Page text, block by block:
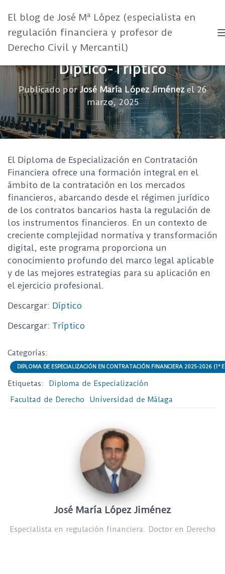
El blog de José Mª López (especialista en
regulación financiera y profesor de
Derecho Civil y Mercantil)
Díptico-Tríptico
Publicado porJosé María López Jiménezel26
marzo, 2025
El Diploma de Especialización en Contratación
Financiera ofrece una formación integral en el
ámbito de la contratación en los mercados
financieros, abarcando desde el régimen jurídico
de los contratos bancarios hasta la regulación de
los instrumentos financieros. En un contexto de
creciente complejidad normativa y transformación
digital, este programa proporciona un
conocimiento profundo del marco legal aplicable
y de las mejores estrategias para su aplicación en
el ejercicio profesional.
Descargar: Díptico
Descargar: Tríptico
Categorías:
DIPLOMA DE ESPECIALIZACIÓN EN CONTRATACIÓN FINANCIERA 2025-2026 (1ª
Etiquetas:
Diploma de Especialización
Facultad de Derecho
Universidad de Málaga
José María López Jiménez
Especialista en regulación financiera. Doctor en Derecho